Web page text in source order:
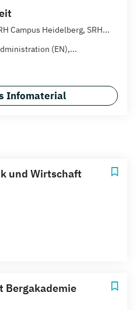
Campus Heidelberg, SRH...
(EN),...
Infomaterial
und Wirtschaft
Bergakademie